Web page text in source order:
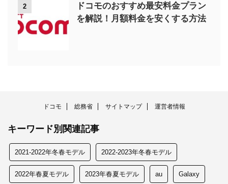
2
ドコモのおすすめ最安料金プラン
を解説！月額料金を安くする方法
ドコモ 総務省 サイトマップ 運営者情報
キーワード別関連記事
2021-2022年冬春モデル 2022-2023年冬春モデル
2022年春夏モデル 2023年春夏モデル au Galaxy